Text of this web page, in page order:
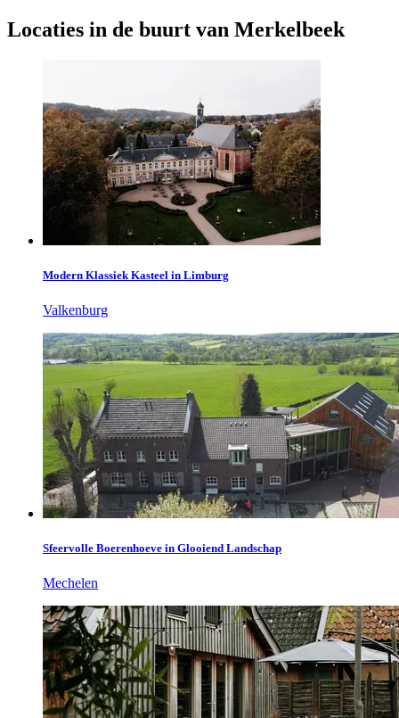
Locaties in de buurt van Merkelbeek
Modern Klassiek Kasteel in Limburg
Valkenburg
Sfeervolle Boerenhoeve in Glooiend Landschap
Mechelen